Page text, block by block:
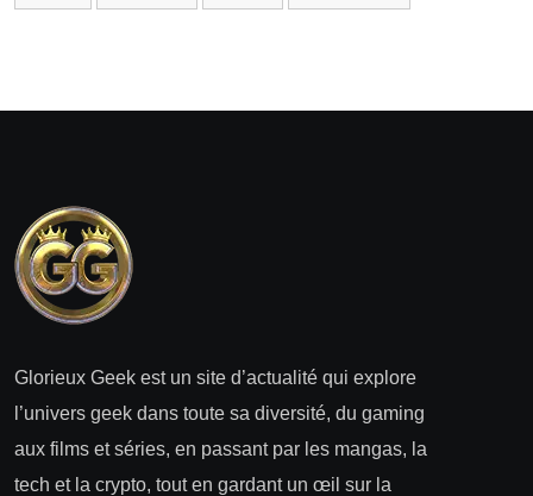
Glorieux Geek est un site d’actualité qui explore
l’univers geek dans toute sa diversité, du gaming
aux films et séries, en passant par les mangas, la
tech et la crypto, tout en gardant un œil sur la